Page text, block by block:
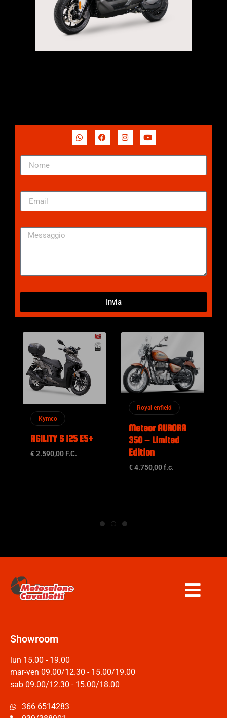
Invia
Kymco
AGILITY S 125 E5+
€ 2.590,00 F.C.
Royal enfield
Meteor AURORA
350 – Limited
Edition
€ 4.750,00 f.c.
Showroom
lun 15.00 - 19.00
mar-ven 09.00/12.30 - 15.00/19.00
sab 09.00/12.30 - 15.00/18.00
366 6514283